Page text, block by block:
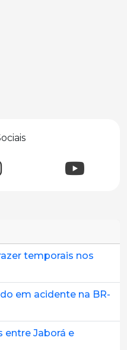
temporais nos
em acidente na BR-
entre Jaborá e